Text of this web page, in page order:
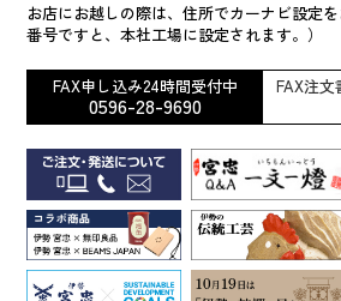
お店にお越しの際は、住所でカーナビ設定
番号ですと、本社工場に設定されます。）
FAX申し込み24時間受付中
0596-28-9690
FAX注